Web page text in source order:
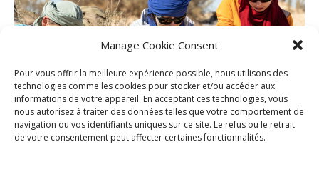
Manage Cookie Consent
Pour vous offrir la meilleure expérience possible, nous utilisons des
technologies comme les cookies pour stocker et/ou accéder aux
informations de votre appareil. En acceptant ces technologies, vous
nous autorisez à traiter des données telles que votre comportement de
navigation ou vos identifiants uniques sur ce site. Le refus ou le retrait
de votre consentement peut affecter certaines fonctionnalités.